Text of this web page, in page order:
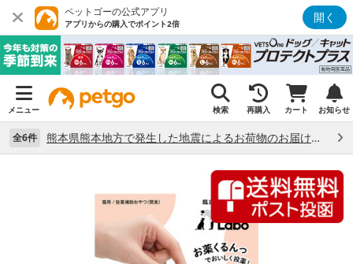
ペットゴーの公式アプリ
アプリからの購入でポイント2倍 開く
メニュー 検索 再購入 カート お知らせ
全6件 熊本県熊本地方で発生した地震によるお荷物のお届け状況について （7/28）